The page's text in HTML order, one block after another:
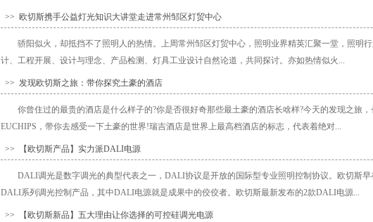
>> 欧切斯携手公益灯光知识大讲堂走进常州邹区灯贸中心
骄阳似火，却抵挡不了照明人的热情。上周常州邹区灯贸中心，照明业界精英汇聚一堂，照明
计、工程开展、设计与理念、产品检测、灯具工业设计自然论道，共同探讨。亦如热情似火...
>> 发现欧切斯之旅：带你探究土豪的酒店
你曾住过的最贵的酒店是什么样子的?你是否很好奇那些最土豪的酒店长啥样?今天的发现之
EUCHIPS，带你去感受一下土豪的世界!瑞吉酒店是世界上最高档酒店的标志，代表着绝对...
>> 【欧切斯产品】实力派DALI电源
DALI调光是数字调光的典型代表之一，DALI协议是开放的国际型专业照明控制协议。欧切斯
DALI系列调光控制产品，其中DALI电源就是成果中的佼佼者。欧切斯最新发布的2款DALI电源...
>> 【欧切斯新品】五大理由让你选择的可控硅调光电源